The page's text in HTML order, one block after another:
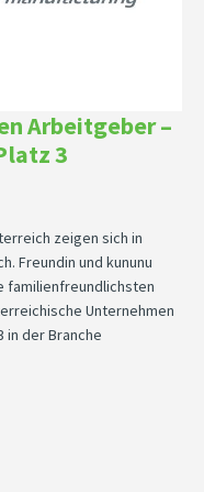
Arbeitgeber –
3
zeigen sich in
Freundin und kununu
familienfreundlichsten
Unternehmen
in der Branche